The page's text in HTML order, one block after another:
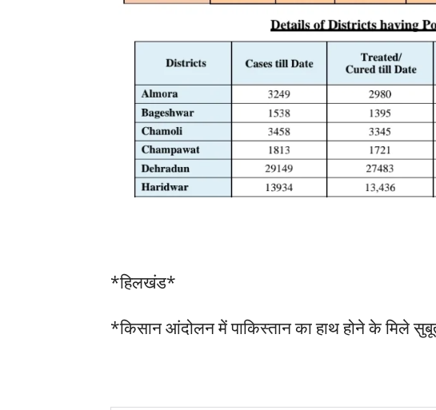
*हिलखंड*
*किसान आंदोलन में पाकिस्तान का हाथ होने के मिले